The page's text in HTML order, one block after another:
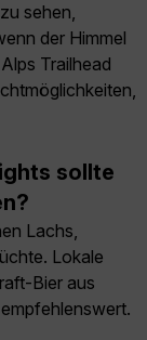
sehen,
der Himmel
Trailhead
sollte
Lachs,
Lokale
Bier aus